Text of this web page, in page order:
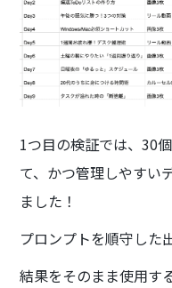
1つ目の検証では、30
て、かつ管理しやすい
ました！
プロンプトを順守した
結果をそのまま使用す